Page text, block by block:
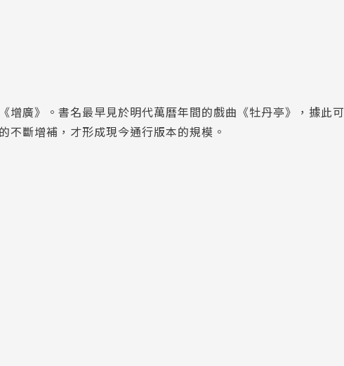
增廣》。書名最早見於明代萬曆年間的戲曲《牡丹亭》，據此可
不斷增補，才形成現今通行版本的規模。